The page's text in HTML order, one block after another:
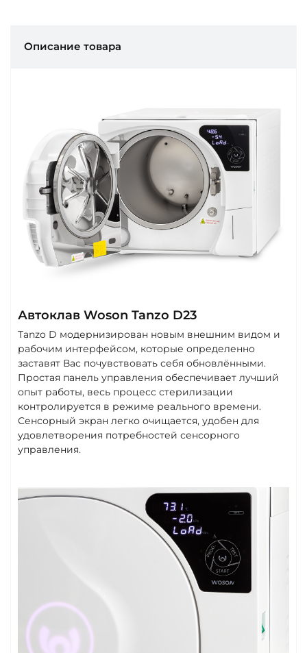
Описание товара
Автоклав Woson Tanzo D23
Tanzo D модернизирован новым внешним видом и
рабочим интерфейсом, которые определенно
заставят Вас почувствовать себя обновлёнными.
Простая панель управления обеспечивает лучший
опыт работы, весь процесс стерилизации
контролируется в режиме реального времени.
Сенсорный экран легко очищается, удобен для
удовлетворения потребностей сенсорного
управления.